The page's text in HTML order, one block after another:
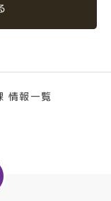
情報一覧